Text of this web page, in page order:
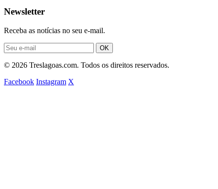
Newsletter
Receba as notícias no seu e-mail.
OK
© 2026 Treslagoas.com. Todos os direitos reservados.
Facebook Instagram X